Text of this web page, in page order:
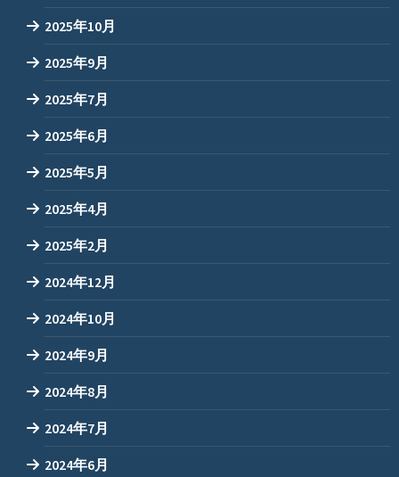
2025年10月
2025年9月
2025年7月
2025年6月
2025年5月
2025年4月
2025年2月
2024年12月
2024年10月
2024年9月
2024年8月
2024年7月
2024年6月